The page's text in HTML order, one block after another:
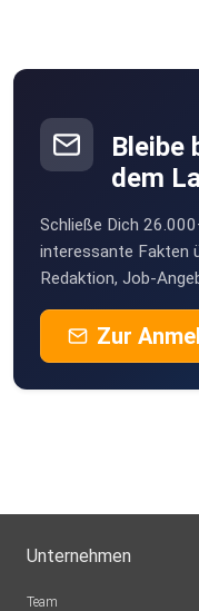
MLindaK
Euskirchen
Steineroth
tytpx3mc
Eydigger
Bleibe
dem
Schließe Dich
interessante Fakten
Redaktion, Job-
Zur
Unternehmen
Team